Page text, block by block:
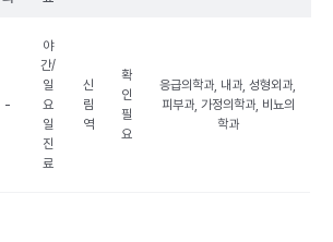
-
야
간/
일
요
일
진
료
신
림
역
확
인
필
요
응급의학과, 내과, 성형외과,
피부과, 가정의학과, 비뇨의
학과